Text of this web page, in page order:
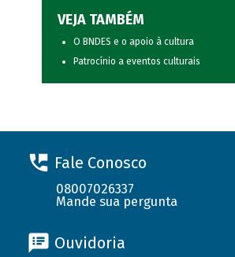
VEJA TAMBÉM
O BNDES e o apoio à cultura
Patrocínio a eventos culturais
Fale Conosco
08007026337
Mande sua pergunta
Ouvidoria